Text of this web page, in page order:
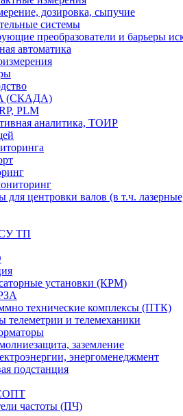
дозировка, сыпучие
системы
преобразователи и барьеры
автоматика
(СКАДА)
PLM
аналитика, ТОИР
для центровки валов (в т.ч.
ТП
установки (КРМ)
технические комплексы (ПТК)
телеметрии и телемеханики
заземление
энергоменеджмент
подстанция
частоты (ПЧ)